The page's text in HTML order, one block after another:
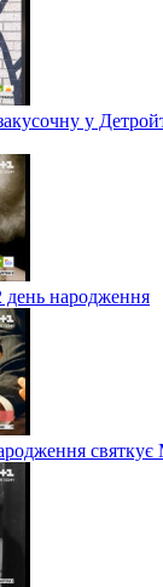
у
день народження
святкує